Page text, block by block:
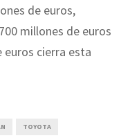
de euros,
millones de euros
euros cierra esta
TOYOTA